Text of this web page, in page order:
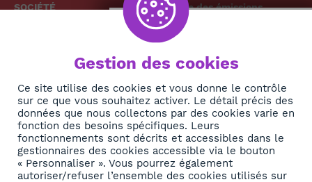
SOCIÉTÉ
DIASPORA
REJOIGNEZ-NOUS
Grille des émissions
The African
News Hub
NEWSLETTER
S'abonner
Gestion des cookies
Ce site utilise des cookies et vous donne le contrôle
sur ce que vous souhaitez activer. Le détail précis des
données que nous collectons par des cookies varie en
fonction des besoins spécifiques. Leurs
fonctionnements sont décrits et accessibles dans le
gestionnaires des cookies accessible via le bouton
« Personnaliser ». Vous pourrez également
autoriser/refuser l’ensemble des cookies utilisés sur